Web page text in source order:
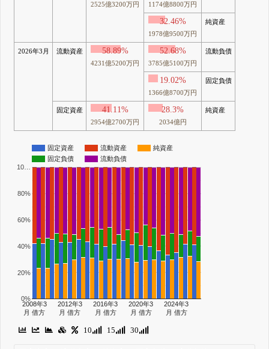
2525億3200万円 1174億8800万円
32.46%
1978億9500万円
純資産
2026年3月 流動資産 58.89%
4231億5200万円
52.68%
3785億5100万円
流動負債
19.02%
1366億8700万円
固定負債
固定資産 41.11%
2954億2700万円
28.3%
2034億円
純資産
固定資産 流動資産
純資産
固定負債
流動負債
2008年3
月 借方
2012年3
月 借方
2016年3
月 借方
2020年3
月 借方
2024年3
月 借方
0%
20%
40%
60%
80%
10…
10 15 30